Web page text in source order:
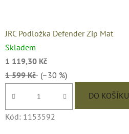
JRC Podložka Defender Zip Mat
Skladem
1 119,30 Kč
1 599 Kč (–30 %)
DO KOŠÍKU
Kód: 1153592